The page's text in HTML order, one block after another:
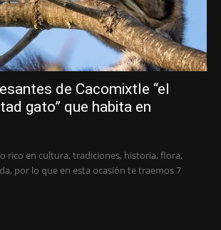
de Cacomixtle “el
gato” que habita en
rico en cultura, tradiciones, historia, flora,
por lo que en esta ocasión te traemos 7